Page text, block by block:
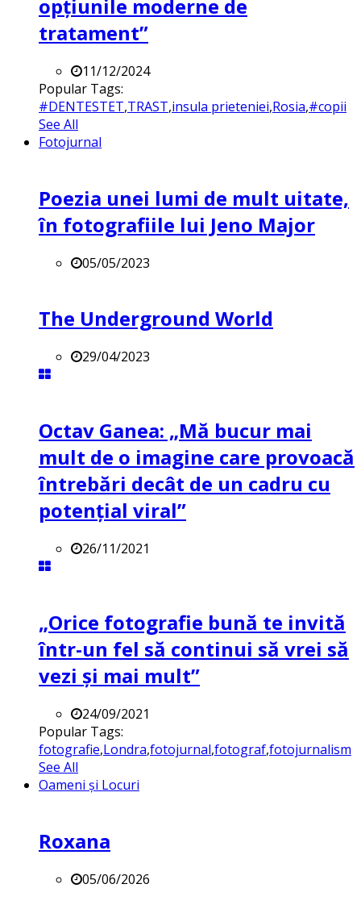
opțiunile moderne de
tratament”
11/12/2024
Popular Tags:
#DENTESTET,TRAST,insula prieteniei,Rosia,#copii
See All
Fotojurnal
Poezia unei lumi de mult uitate,
în fotografiile lui Jeno Major
05/05/2023
The Underground World
29/04/2023
Octav Ganea: „Mă bucur mai
mult de o imagine care provoacă
întrebări decât de un cadru cu
potenţial viral”
26/11/2021
„Orice fotografie bună te invită
într-un fel să continui să vrei să
vezi și mai mult”
24/09/2021
Popular Tags:
fotografie,Londra,fotojurnal,fotograf,fotojurnalism
See All
Oameni și Locuri
Roxana
05/06/2026